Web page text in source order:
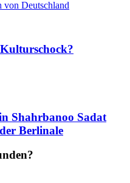
Shahrbanoo Sadat
Berlinale